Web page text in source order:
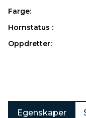
Farge:
Hornstatus :
Oppdretter:
Egenskaper